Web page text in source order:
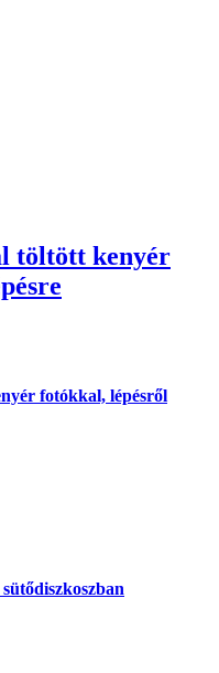
töltött kenyér
fotókkal, lépésről